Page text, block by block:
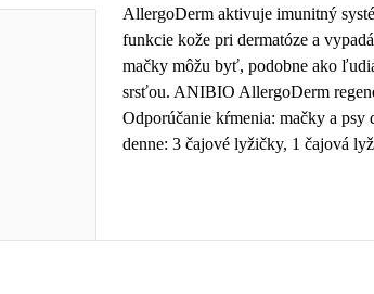
AllergoDerm aktivuje imunitný
funkcie kože pri dermatóze a
mačky môžu byť, podobne ako
srsťou. ANIBIO AllergoDerm
Odporúčanie kŕmenia: mačky a
denne: 3 čajové lyžičky, 1 čajová